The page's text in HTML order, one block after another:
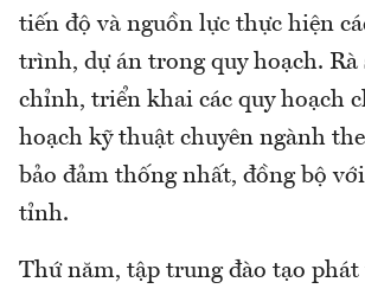
tiến độ và nguồn lực thực hiện
trình, dự án trong quy hoạch. Rà
chỉnh, triển khai các quy hoạch
hoạch kỹ thuật chuyên ngành
bảo đảm thống nhất, đồng bộ
tỉnh.
Thứ năm, tập trung đào tạo